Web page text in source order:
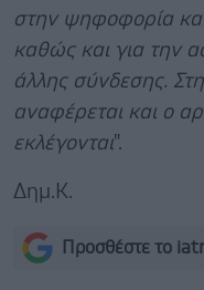
στην ψηφοφορία
καθώς και για την
άλλης σύνδεσης.
αναφέρεται και ο
εκλέγονται".
Δημ.Κ.
Προσθέστε το